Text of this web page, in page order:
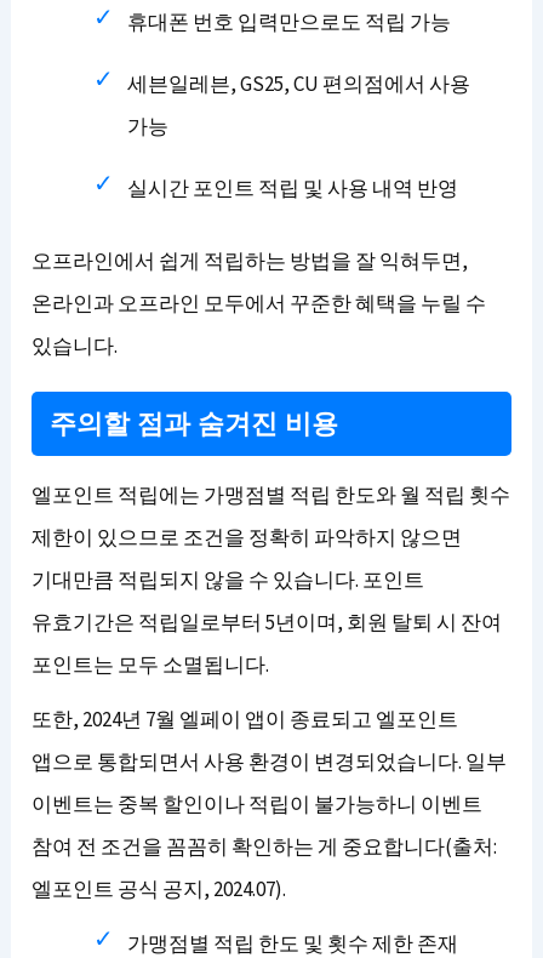
휴대폰 번호 입력만으로도 적립 가능
세븐일레븐, GS25, CU 편의점에서 사용
가능
실시간 포인트 적립 및 사용 내역 반영
오프라인에서 쉽게 적립하는 방법을 잘 익혀두면,
온라인과 오프라인 모두에서 꾸준한 혜택을 누릴 수
있습니다.
주의할 점과 숨겨진 비용
엘포인트 적립에는 가맹점별 적립 한도와 월 적립 횟수
제한이 있으므로 조건을 정확히 파악하지 않으면
기대만큼 적립되지 않을 수 있습니다. 포인트
유효기간은 적립일로부터 5년이며, 회원 탈퇴 시 잔여
포인트는 모두 소멸됩니다.
또한, 2024년 7월 엘페이 앱이 종료되고 엘포인트
앱으로 통합되면서 사용 환경이 변경되었습니다. 일부
이벤트는 중복 할인이나 적립이 불가능하니 이벤트
참여 전 조건을 꼼꼼히 확인하는 게 중요합니다(출처:
엘포인트 공식 공지, 2024.07).
가맹점별 적립 한도 및 횟수 제한 존재